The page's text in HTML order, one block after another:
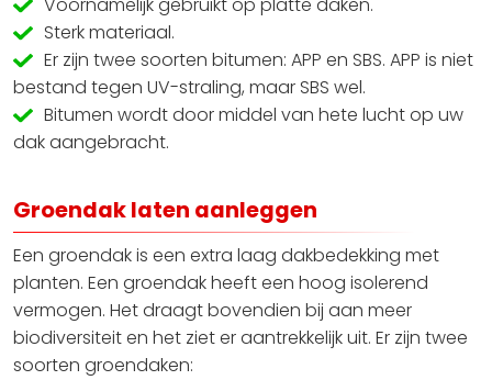
Voornamelijk gebruikt op platte daken.
Sterk materiaal.
Er zijn twee soorten bitumen: APP en SBS. APP is niet
bestand tegen UV-straling, maar SBS wel.
Bitumen wordt door middel van hete lucht op uw
dak aangebracht.
Groendak laten aanleggen
Een groendak is een extra laag dakbedekking met
planten. Een groendak heeft een hoog isolerend
vermogen. Het draagt bovendien bij aan meer
biodiversiteit en het ziet er aantrekkelijk uit. Er zijn twee
soorten groendaken: